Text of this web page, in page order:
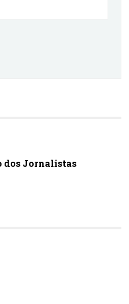
dos Jornalistas